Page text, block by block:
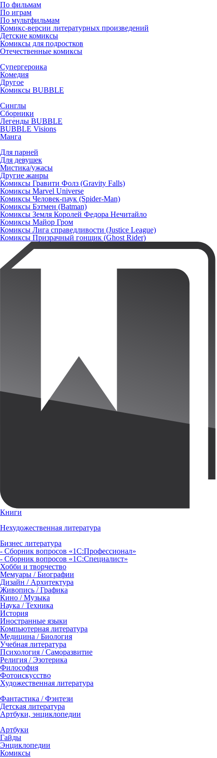
По фильмам
По играм
По мультфильмам
Комикс-версии литературных произведений
Детские комиксы
Комиксы для подростков
Отечественные комиксы
Супергероика
Комедия
Другое
Комиксы BUBBLE
Синглы
Сборники
Легенды BUBBLE
BUBBLE Visions
Манга
Для парней
Для девушек
Мистика/ужасы
Другие жанры
Комиксы Гравити Фолз (Gravity Falls)
Комиксы Marvel Universe
Комиксы Человек-паук (Spider-Man)
Комиксы Бэтмен (Batman)
Комиксы Земля Королей Федора Нечитайло
Комиксы Майор Гром
Комиксы Лига справедливости (Justice League)
Комиксы Призрачный гонщик (Ghost Rider)
Книги
Нехудожественная литература
Бизнес литература
- Сборник вопросов «1С:Профессионал»
- Сборник вопросов «1С:Специалист»
Хобби и творчество
Мемуары / Биографии
Дизайн / Архитектура
Живопись / Графика
Кино / Музыка
Наука / Техника
История
Иностранные языки
Компьютерная литература
Медицина / Биология
Учебная литература
Психология / Саморазвитие
Религия / Эзотерика
Философия
Фотоискусство
Художественная литература
Фантастика / Фэнтези
Детская литература
Артбуки, энциклопедии
Артбуки
Гайды
Энциклопедии
Комиксы